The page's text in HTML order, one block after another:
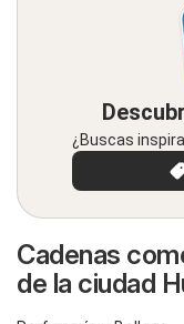
¿Buscas
Cadenas
de la ciudad